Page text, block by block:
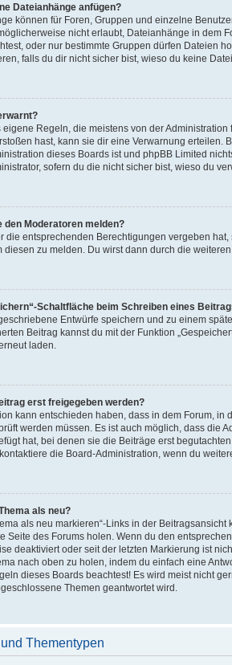
Dateianhänge anfügen?
können für Foren, Gruppen und einzelne
nicht erlaubt, Dateianhänge in dem
oder nur bestimmte Gruppen dürfen Dateien
falls du dir nicht sicher bist, wieso du keine
eigene Regeln, die meistens von der
hast, kann sie dir eine Verwarnung erteilen.
dieses Boards ist und phpBB Limited
sofern du die nicht sicher bist, wieso du
den Moderatoren melden?
die entsprechenden Berechtigungen vergeben
diesen zu melden. Du wirst dann durch die
Schaltfläche beim Schreiben eines
Entwürfe speichern und zu einem
Beitrag kannst du mit der Funktion
laden.
erst freigegeben werden?
kann entschieden haben, dass in dem Forum, in
werden müssen. Es ist auch möglich, dass die
hat, bei denen sie die Beiträge erst
die Board-Administration, wenn du
als neu?
als neu markieren“-Links in der
Seite des Forums holen. Wenn du den
deaktiviert oder seit der letzten Markierung ist
nach oben zu holen, indem du einfach eine
dieses Boards beachtest! Es wird meist nicht
Themen geantwortet wird.
Thementypen